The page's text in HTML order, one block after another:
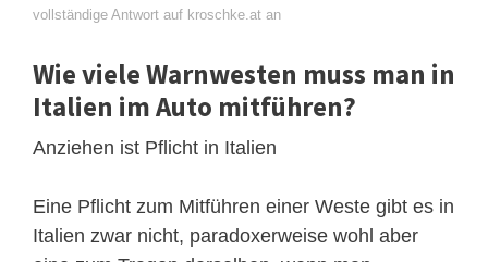
vollständige Antwort auf kroschke.at an
Wie viele Warnwesten muss man in
Italien im Auto mitführen?
Anziehen ist Pflicht in Italien
Eine Pflicht zum Mitführen einer Weste gibt es in
Italien zwar nicht, paradoxerweise wohl aber